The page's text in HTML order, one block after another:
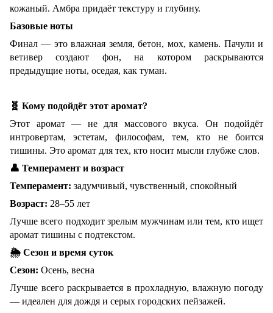
кожаный. Амбра придаёт текстуру и глубину.
Базовые ноты
Финал — это влажная земля, бетон, мох, камень. Пачули и
ветивер создают фон, на котором раскрываются
предыдущие ноты, оседая, как туман.
🧬 Кому подойдёт этот аромат?
Этот аромат — не для массового вкуса. Он подойдёт
интровертам, эстетам, философам, тем, кто не боится
тишины. Это аромат для тех, кто носит мысли глубже слов.
👤 Темперамент и возраст
Темперамент: задумчивый, чувственный, спокойный
Возраст: 28–55 лет
Лучше всего подходит зрелым мужчинам или тем, кто ищет
аромат тишины с подтекстом.
🌦 Сезон и время суток
Сезон: Осень, весна
Лучше всего раскрывается в прохладную, влажную погоду
— идеален для дождя и серых городских пейзажей.